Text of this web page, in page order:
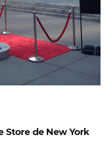
Store de New York